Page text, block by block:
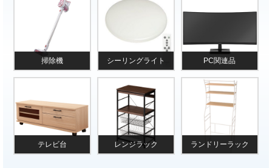
掃除機 シーリングライト PC関連品
テレビ台 レンジラック ランドリーラック